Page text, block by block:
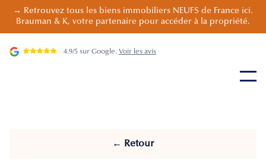
→ Retrouvez tous les biens immobiliers NEUFS de France ici.
Brauman & K, votre partenaire pour accéder à la propriété.
4.9/5 sur Google. Voir les avis
← Retour